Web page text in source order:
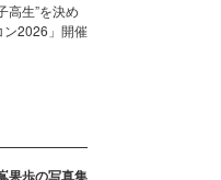
高生”を決め
ン2026」開催
果歩の写真集